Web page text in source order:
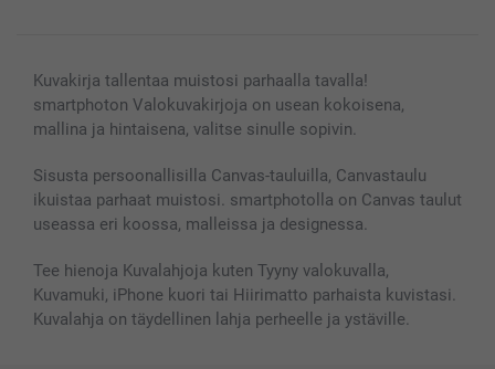
Kuvakirja tallentaa muistosi parhaalla tavalla!
smartphoton Valokuvakirjoja on usean kokoisena,
mallina ja hintaisena, valitse sinulle sopivin.
Sisusta persoonallisilla Canvas-tauluilla, Canvastaulu
ikuistaa parhaat muistosi. smartphotolla on Canvas taulut
useassa eri koossa, malleissa ja designessa.
Tee hienoja Kuvalahjoja kuten Tyyny valokuvalla,
Kuvamuki, iPhone kuori tai Hiirimatto parhaista kuvistasi.
Kuvalahja on täydellinen lahja perheelle ja ystäville.